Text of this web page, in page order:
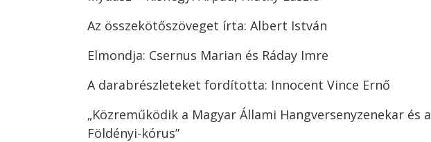
Az összekötőszöveget írta: Albert István
Elmondja: Csernus Marian és Ráday Imre
A darabrészleteket fordította: Innocent Vince Ernő
„Közreműködik a Magyar Állami Hangversenyzenekar és a
Földényi-kórus”